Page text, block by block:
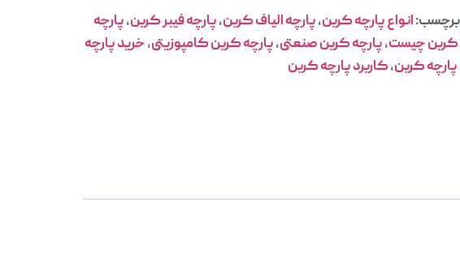
برچسب:انواع پارچه کربن,پارچه الیاف کربن,پارچه فیبر کربن,پارچه
کربن چیست,پارچه کربن صنعتی,پارچه کربن کامپوزیتی,خرید پارچه
کربن,کاربرد پارچه کربن